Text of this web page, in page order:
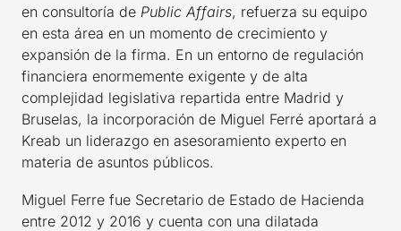
en consultoría de Public Affairs, refuerza su equipo
en esta área en un momento de crecimiento y
expansión de la firma. En un entorno de regulación
financiera enormemente exigente y de alta
complejidad legislativa repartida entre Madrid y
Bruselas, la incorporación de Miguel Ferré aportará a
Kreab un liderazgo en asesoramiento experto en
materia de asuntos públicos.
Miguel Ferre fue Secretario de Estado de Hacienda
entre 2012 y 2016 y cuenta con una dilatada